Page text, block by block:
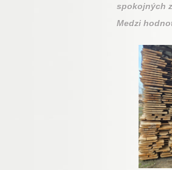
spokojných
Medzi